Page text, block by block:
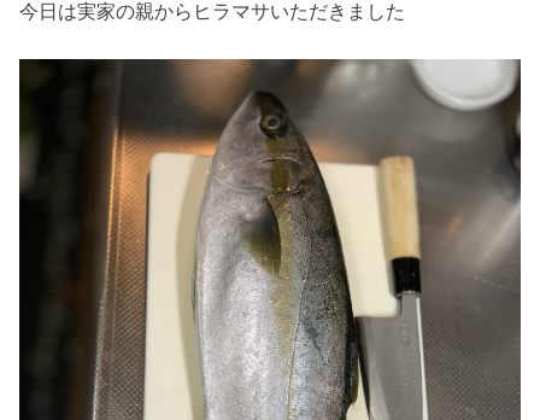
今日は実家の親からヒラマサいただきました